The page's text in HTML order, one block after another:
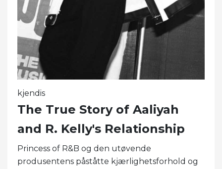
kjendis
The True Story of Aaliyah
and R. Kelly's Relationship
Princess of R&B og den utøvende
produsentens påståtte kjærlighetsforhold og